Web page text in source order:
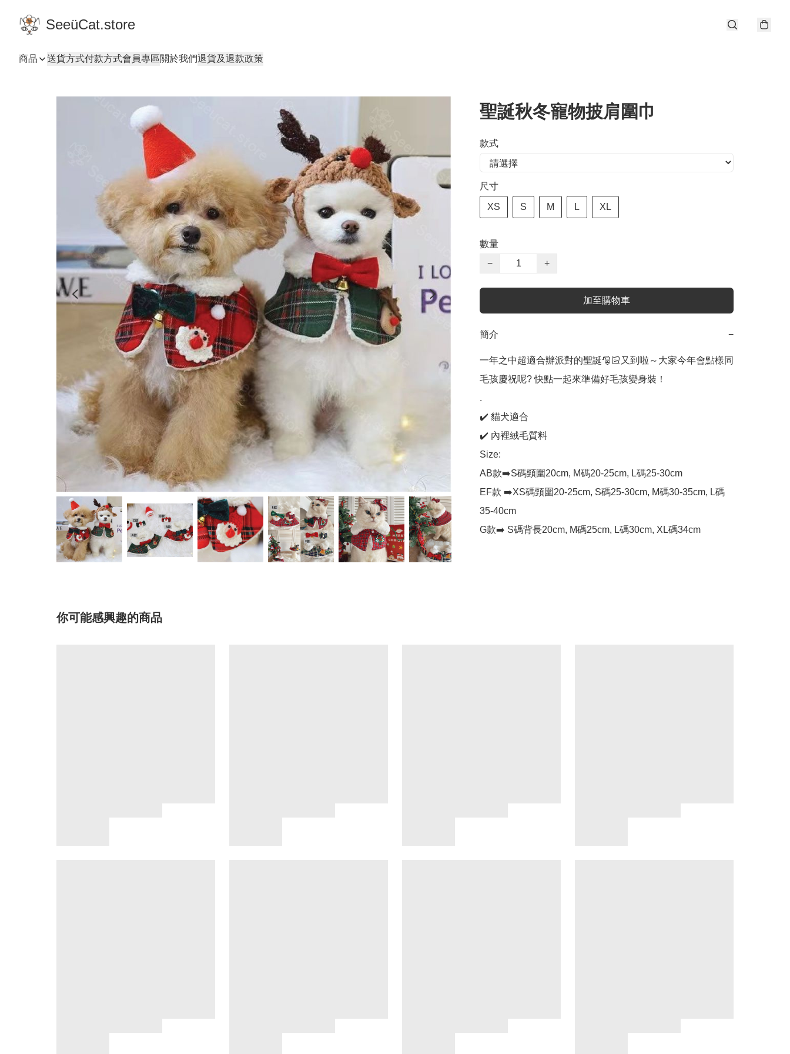
SeeüCat.store
商品 送貨方式付款方式會員專區關於我們退貨及退款政策
聖誕秋冬寵物披肩圍巾
款式
尺寸
XS S M L XL
數量
−
+
加至購物車
簡介 −
一年之中超適合辦派對的聖誕🎅🏻又到啦～大家今年會點樣同
毛孩慶祝呢? 快點一起來準備好毛孩變身裝！
.
✔️ 貓犬適合
✔️ 內裡絨毛質料
Size:
AB款➡️S碼頸圍20cm, M碼20-25cm, L碼25-30cm
EF款 ➡️XS碼頸圍20-25cm, S碼25-30cm, M碼30-35cm, L碼
35-40cm
G款➡️ S碼背長20cm, M碼25cm, L碼30cm, XL碼34cm
你可能感興趣的商品